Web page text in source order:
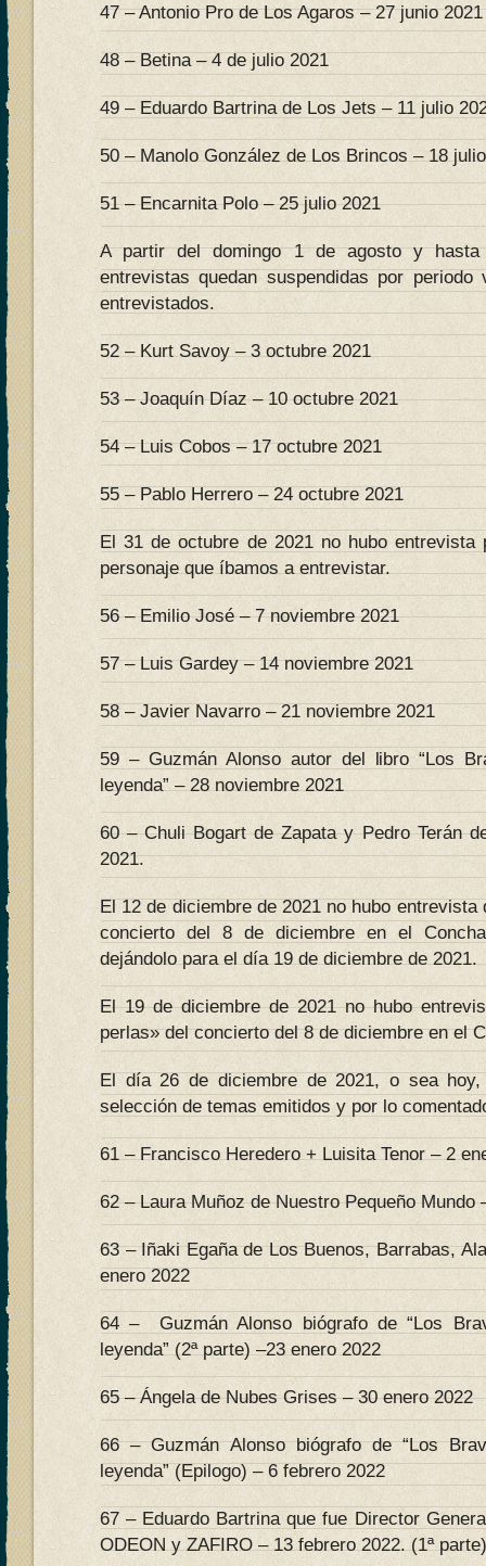
47 – Antonio Pro de Los Agaros – 27 junio 2021
48 – Betina – 4 de julio 2021
49 – Eduardo Bartrina de Los Jets – 11 julio
50 – Manolo González de Los Brincos – 18
51 – Encarnita Polo – 25 julio 2021
A partir del domingo 1 de agosto y
entrevistas quedan suspendidas por
entrevistados.
52 – Kurt Savoy – 3 octubre 2021
53 – Joaquín Díaz – 10 octubre 2021
54 – Luis Cobos – 17 octubre 2021
55 – Pablo Herrero – 24 octubre 2021
El 31 de octubre de 2021 no hubo entrevista
personaje que íbamos a entrevistar.
56 – Emilio José – 7 noviembre 2021
57 – Luis Gardey – 14 noviembre 2021
58 – Javier Navarro – 21 noviembre 2021
59 – Guzmán Alonso autor del libro “Los
leyenda” – 28 noviembre 2021
60 – Chuli Bogart de Zapata y Pedro Terán
2021.
El 12 de diciembre de 2021 no hubo
concierto del 8 de diciembre en el
dejándolo para el día 19 de diciembre de 2021.
El 19 de diciembre de 2021 no hubo
perlas» del concierto del 8 de diciembre en el
El día 26 de diciembre de 2021, o sea
selección de temas emitidos y por lo
61 – Francisco Heredero + Luisita Tenor – 2
62 – Laura Muñoz de Nuestro Pequeño Mundo
63 – Iñaki Egaña de Los Buenos, Barrabas,
enero 2022
64 – Guzmán Alonso biógrafo de “Los
leyenda” (2ª parte) –23 enero 2022
65 – Ángela de Nubes Grises – 30 enero 2022
66 – Guzmán Alonso biógrafo de “Los
leyenda” (Epilogo) – 6 febrero 2022
67 – Eduardo Bartrina que fue Director
ODEON y ZAFIRO – 13 febrero 2022. (1ª